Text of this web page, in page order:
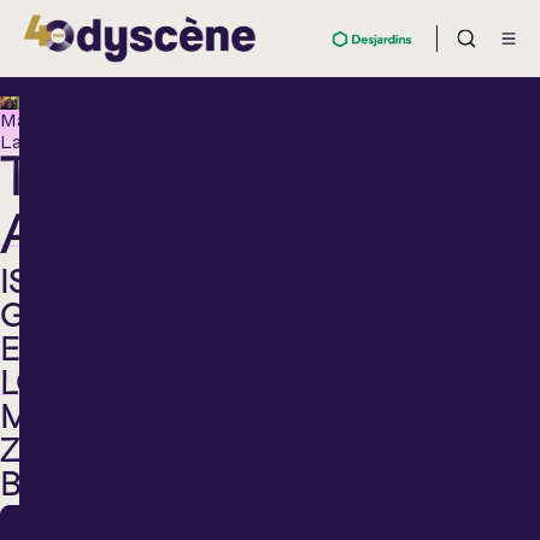
Maison
Lachaîne
TRIO
AVALON
ISABELLE
GAUDREAU,
ENZO
LORD
MARIANO,
ZACHARY
BERNATCHEZ